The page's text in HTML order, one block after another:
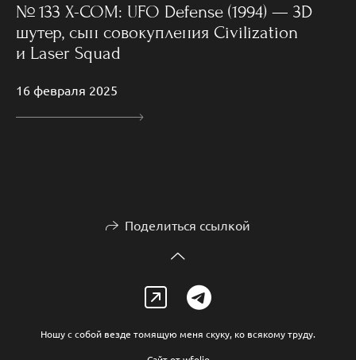
№ 133 X-COM: UFO Defense (1994) — 3D
шутер, сын совокупления Civilization
и Laser Squad
16 февраля 2025
Поделиться ссылкой
Ношу с собой везде томящую меня скуку, ко всякому труду.